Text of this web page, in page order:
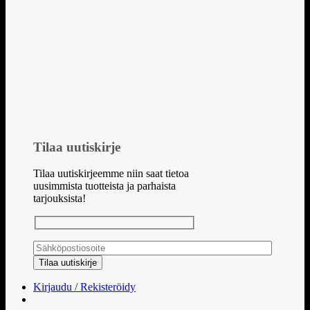
Tilaa uutiskirje
Tilaa uutiskirjeemme niin saat tietoa
uusimmista tuotteista ja parhaista
tarjouksista!
Kirjaudu / Rekisteröidy